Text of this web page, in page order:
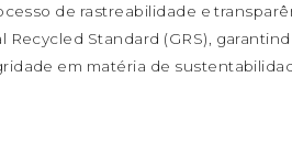
de rastreabilidade e
Recycled Standard (GRS),
em matéria de